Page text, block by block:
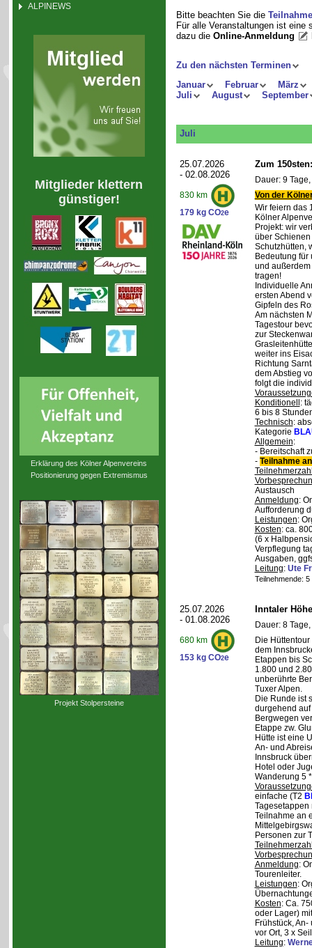
ALPINEWS
Mitglieder klettern
günstiger!
Erklärung des Kölner Alpenvereins
Positionierung gegen Extremismus
Projekt Stolpersteine
Bitte beachten Sie die
Für alle Veranstaltungen ist
dazu die Online-Anmeldung
Zu den nächsten Terminen
Januar
Februar
März
Juli
August September
Juli
25.07.2026
- 02.08.2026
830 km
179 kg CO2e
Zum
Dauer: 9
Von der
Wir feiern das
Kölner
Projekt: wir
über
Schutzhütten,
Bedeutung
und
tragen!
Individuelle
ersten Abend
Gipfeln des
Am nächsten
Tagestour
zur
weiter ins
Richtung
dem Abstieg
folgt die
Konditionell :
6 bis 8
Technisch:
Kategorie
Allgemein:
- Bereitschaft
- Teilnahme
Austausch
Anmeldung:
Aufforderung
Leistungen:
Kosten: ca.
(6 x
Verpflegung
Ausgaben,
Leitung: Ute
Teilnehmende:
25.07.2026
- 01.08.2026
680 km
153 kg CO2e
Inntaler
Dauer: 8
Die
dem
Etappen bis
1.800 und
unberührte
Tuxer Alpen.
Die Runde ist
durgehend
Bergwegen
Etappe zw.
Hütte ist eine
An- und
Innsbruck
Hotel oder
Wanderung 5
einfache (T2
Tagesetappen
Teilnahme an
Personen zur
Anmeldung:
Tourenleiter.
Leistungen:
Kosten: Ca.
oder Lager)
Frühstück,
vor Ort, 3 x
Leitung: